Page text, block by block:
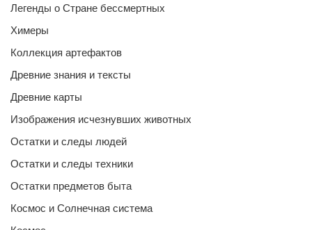
Легенды о Стране бессмертных
Химеры
Коллекция артефактов
Древние знания и тексты
Древние карты
Изображения исчезнувших животных
Остатки и следы людей
Остатки и следы техники
Остатки предметов быта
Космос и Солнечная система